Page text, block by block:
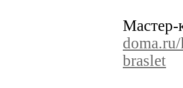
braslet